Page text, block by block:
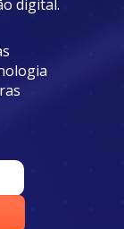
digital.